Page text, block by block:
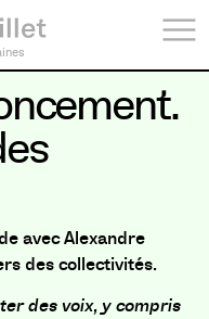
avec Alexandre
des collectivités.
des voix, y compris